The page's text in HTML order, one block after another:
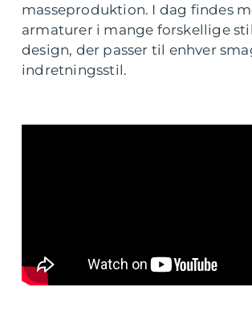
masseproduktion. I dag findes
armaturer i mange forskellige
design, der passer til enhver
indretningsstil.